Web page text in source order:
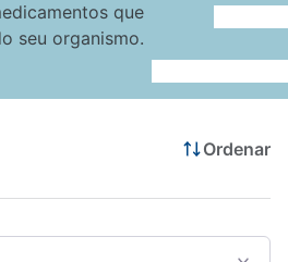
Acesse o site da Araujo
que
seu organismo.
Ordenar